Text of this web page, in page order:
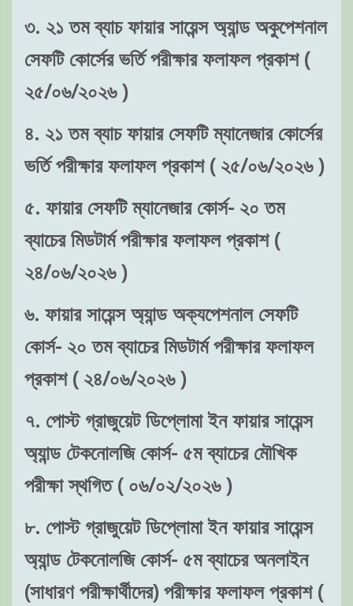
৩. ২১ তম ব্যাচ ফায়ার সায়েন্স অ্যান্ড অকুপেশনাল
সেফটি কোর্সের ভর্তি পরীক্ষার ফলাফল প্রকাশ (
২৫/০৬/২০২৬ )
৪. ২১ তম ব্যাচ ফায়ার সেফটি ম্যানেজার কোর্সের
ভর্তি পরীক্ষার ফলাফল প্রকাশ ( ২৫/০৬/২০২৬ )
৫. ফায়ার সেফটি ম্যানেজার কোর্স- ২০ তম
ব্যাচের মিডটার্ম পরীক্ষার ফলাফল প্রকাশ (
২৪/০৬/২০২৬ )
৬. ফায়ার সায়েন্স অ্যান্ড অক্যপেশনাল সেফটি
কোর্স- ২০ তম ব্যাচের মিডটার্ম পরীক্ষার ফলাফল
প্রকাশ ( ২৪/০৬/২০২৬ )
৭. পোস্ট গ্রাজুয়েট ডিপ্লোমা ইন ফায়ার সায়েন্স
অ্যান্ড টেকনোলজি কোর্স- ৫ম ব্যাচের মৌখিক
পরীক্ষা স্থগিত ( ০৬/০২/২০২৬ )
৮. পোস্ট গ্রাজুয়েট ডিপ্লোমা ইন ফায়ার সায়েন্স
অ্যান্ড টেকনোলজি কোর্স- ৫ম ব্যাচের অনলাইন
(সাধারণ পরীক্ষার্থীদের) পরীক্ষার ফলাফল প্রকাশ (